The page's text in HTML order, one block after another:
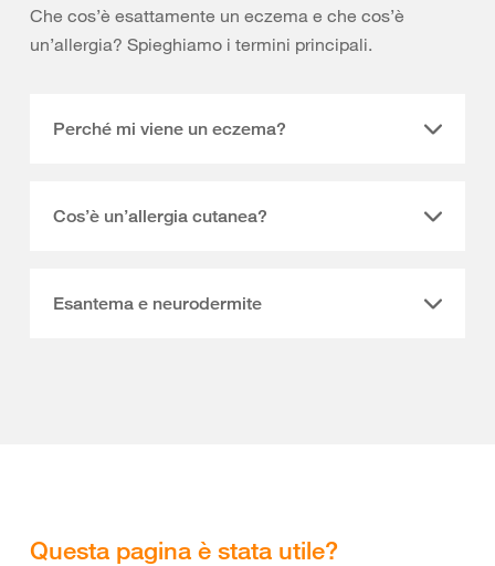
Che cos’è esattamente un eczema e che cos’è
un’allergia? Spieghiamo i termini principali.
Perché mi viene un eczema?
Cos’è un’allergia cutanea?
Esantema e neurodermite
Questa pagina è stata utile?